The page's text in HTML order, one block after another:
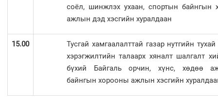
соёл, шинжлэх ухаан, спортын байнгын
ажлын дэд хэсгийн хуралдаан
15.00
Тусгай хамгаалалттай газар нутгийн
хэрэгжилтийн талаарх хяналт шалгалт
бүхий Байгаль орчин, хүнс, хөдөө
байнгын хорооны ажлын хэсгийн